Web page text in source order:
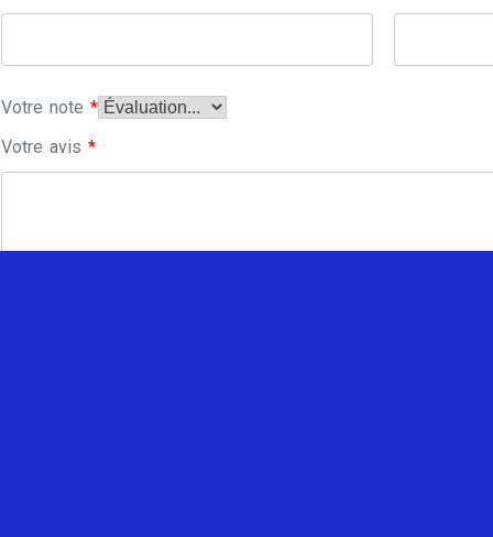
Votre note *
Votre avis *